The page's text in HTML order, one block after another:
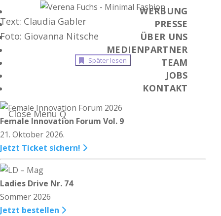
WERBUNG
PRESSE
ÜBER UNS
MEDIENPARTNER
TEAM
JOBS
KONTAKT
Close Menu
Text: Claudia Gabler
Foto: Giovanna Nitsche
Später lesen
Female Innovation Forum Vol. 9
21. Oktober 2026.
Jetzt Ticket sichern!
Ladies Drive Nr. 74
Sommer 2026
Jetzt bestellen